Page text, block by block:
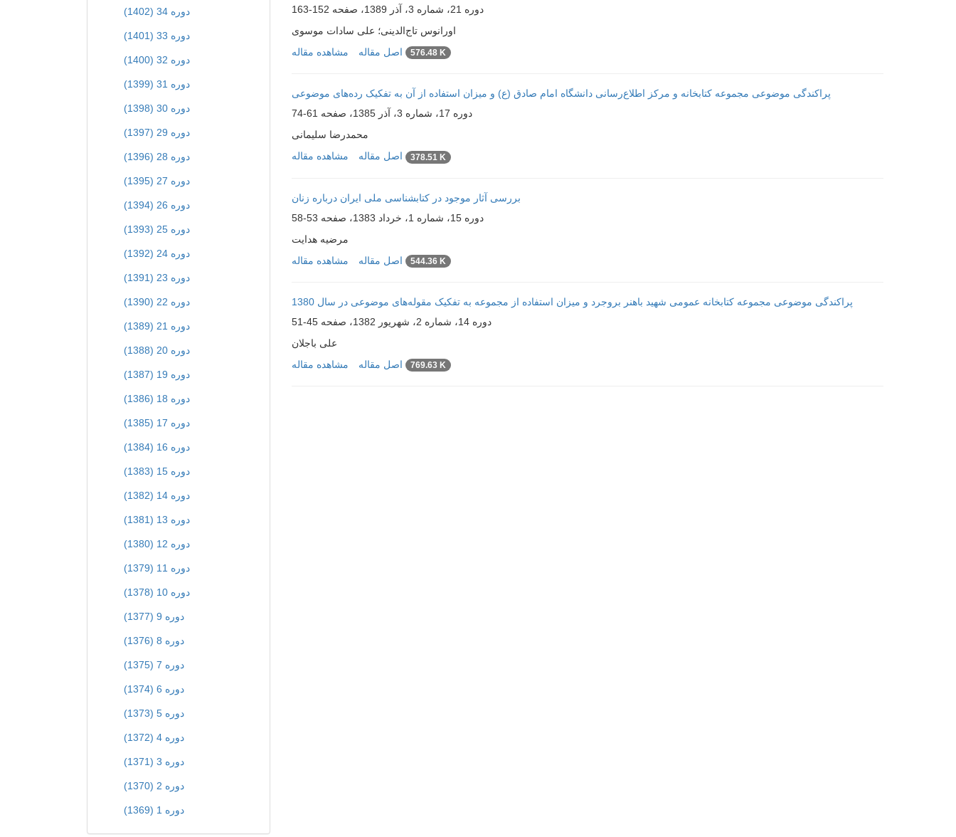
دوره 21، شماره 3، آذر 1389، صفحه
152-163
اورانوس تاج‌الدینی؛ علی سادات موسوی
مشاهده مقاله
576.48 K
پراکندگی موضوعی مجموعه کتابخانه و مرکز اطلاع‌رسانی دانشگاه امام صادق (ع) و میزان استفاده از آن به تفکیک رده‌های موضوعی
دوره 17، شماره 3، آذر 1385، صفحه
61-74
محمدرضا سلیمانی
مشاهده مقاله
378.51 K
بررسی آثار موجود در کتابشناسی ملی ایران درباره زنان
دوره 15، شماره 1، خرداد 1383، صفحه
53-58
مرضیه هدایت
مشاهده مقاله
544.36 K
پراکندگی موضوعی مجموعه کتابخانه عمومی شهید باهنر بروجرد و میزان استفاده از مجموعه به تفکیک مقوله‌های موضوعی در سال 1380
دوره 14، شماره 2، شهریور 1382، صفحه
45-51
علی باجلان
مشاهده مقاله
769.63 K
دوره 34 (1402)
دوره 33 (1401)
دوره 32 (1400)
دوره 31 (1399)
دوره 30 (1398)
دوره 29 (1397)
دوره 28 (1396)
دوره 27 (1395)
دوره 26 (1394)
دوره 25 (1393)
دوره 24 (1392)
دوره 23 (1391)
دوره 22 (1390)
دوره 21 (1389)
دوره 20 (1388)
دوره 19 (1387)
دوره 18 (1386)
دوره 17 (1385)
دوره 16 (1384)
دوره 15 (1383)
دوره 14 (1382)
دوره 13 (1381)
دوره 12 (1380)
دوره 11 (1379)
دوره 10 (1378)
دوره 9 (1377)
دوره 8 (1376)
دوره 7 (1375)
دوره 6 (1374)
دوره 5 (1373)
دوره 4 (1372)
دوره 3 (1371)
دوره 2 (1370)
دوره 1 (1369)